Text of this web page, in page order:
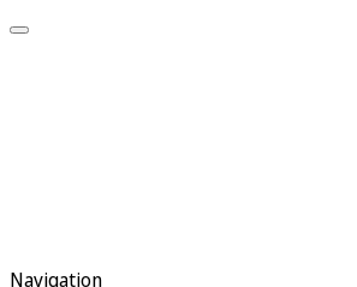
Navigation